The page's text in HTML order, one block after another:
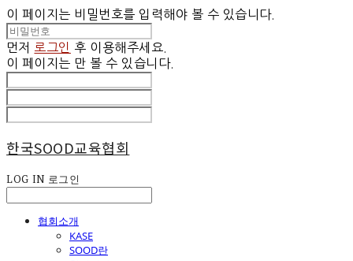
이 페이지는 비밀번호를 입력해야 볼 수 있습니다.
먼저 로그인 후 이용해주세요.
이 페이지는 만 볼 수 있습니다.
한국SOOD교육협회
LOG IN 로그인
협회소개
KASE
SOOD란